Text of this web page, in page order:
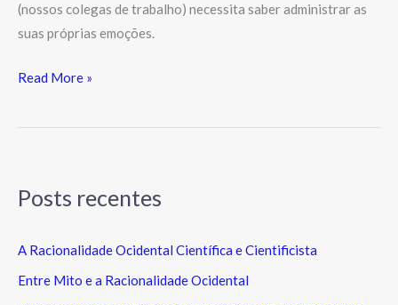
(nossos colegas de trabalho) necessita saber administrar as
suas próprias emoções.
Read More »
Posts recentes
A Racionalidade Ocidental Científica e Cientificista
Entre Mito e a Racionalidade Ocidental